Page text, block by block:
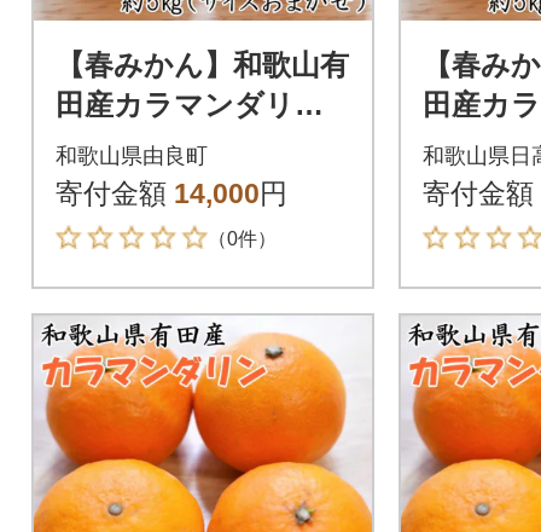
【春みかん】和歌山有
田産カラマンダリン
約5kg(サイズおまか
せ)【由良町】
和歌山県由良町
寄付金額 14,000円
（0件）
【春み
田産カ
約5kg(
せ)【日
和歌山県日
寄付金額